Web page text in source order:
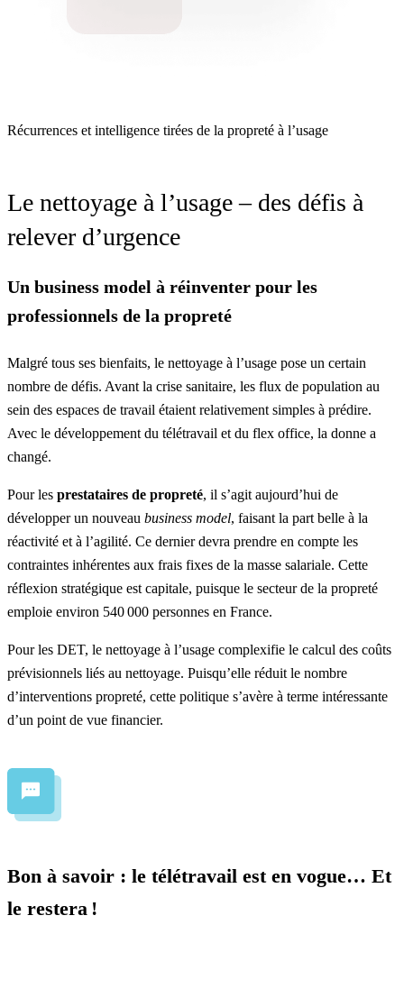
Récurrences et intelligence tirées de la propreté à l’usage
Le nettoyage à l’usage – des défis à
relever d’urgence
Un business model à réinventer pour les
professionnels de la propreté
Malgré tous ses bienfaits, le nettoyage à l’usage pose un certain
nombre de défis. Avant la crise sanitaire, les flux de population au
sein des espaces de travail étaient relativement simples à prédire.
Avec le développement du télétravail et du flex office, la donne a
changé.
Pour les prestataires de propreté, il s’agit aujourd’hui de
développer un nouveau business model, faisant la part belle à la
réactivité et à l’agilité. Ce dernier devra prendre en compte les
contraintes inhérentes aux frais fixes de la masse salariale. Cette
réflexion stratégique est capitale, puisque le secteur de la propreté
emploie environ 540 000 personnes en France.
Pour les DET, le nettoyage à l’usage complexifie le calcul des coûts
prévisionnels liés au nettoyage. Puisqu’elle réduit le nombre
d’interventions propreté, cette politique s’avère à terme intéressante
d’un point de vue financier.
Bon à savoir : le télétravail est en vogue… Et
le restera !